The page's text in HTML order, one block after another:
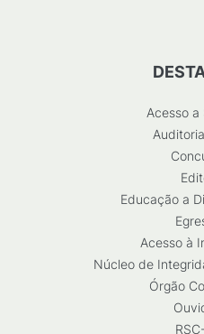
Acesso a
Educação a
Acesso à
Núcleo de
Órgão